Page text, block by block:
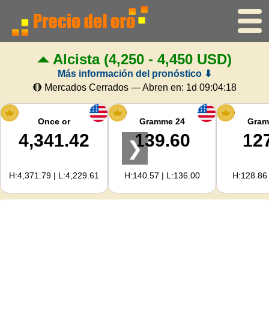
Inicio
Precio del oro
Precio de la plata
Calculadora de oro
Para Webmasters
Alcista(4,250 - 4,450 USD)
Más información del pronóstico ⬇
🔴 Mercados Cerrados — Abren en: 1d 09:04:17
Once or
4,341.42
H:4,371.79 | L:4,229.61
Gramme 24
139.60
H:140.57 | L:136.00
❯